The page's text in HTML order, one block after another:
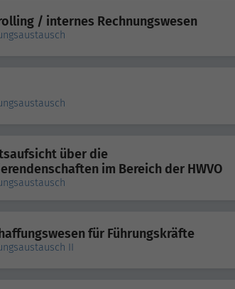
/ internes Rechnungswesen
über die
im Bereich der HWVO
für Führungskräfte
II